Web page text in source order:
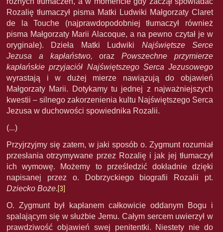
Rozalię tłumaczył pisma Matki Ludwiki Małgorzaty Claret
de la Touche (najprawdopodobniej tłumaczył również
pisma Małgorzaty Marii Alacoque, a na pewno czytał je w
oryginale). Dzieła Matki Ludwiki Najświętsze Serce
Jezusa a kapłaństwo,orazPowszechne przymierze
kapłańskie przyjaciół Najświętszego Serca Jezusowego
wyrastają i w dużej mierze nawiązują do objawień
Małgorzaty Marii. Dotykamy tu jednej z najważniejszych
kwestii – silnego zakorzenienia kultu Najświętszego Serca
Jezusa w duchowości spowiednika Rozalii.
(...)
Przyjrzyjmy się zatem, w jaki sposób o. Zygmunt rozumiał
przesłania otrzymywane przez Rozalię i jak jej tłumaczył
ich wymowę. Możemy to prześledzić dokładnie dzięki
napisanej przez o. Dobrzyckiego biografii Rozalii pt.
Dziecko Boże.[3]
O. Zygmunt był kapłanem całkowicie oddanym Bogu i
spalającym się w służbie Jemu. Całym sercem uwierzył w
prawdziwość objawień swej penitentki. Niestety nie do